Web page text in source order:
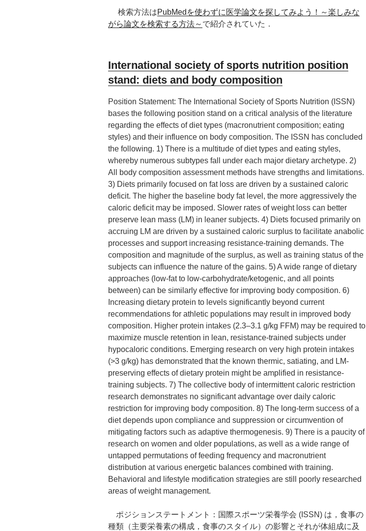
検索方法はPubMedを使わずに医学論文を探してみよう！～楽しみな
がら論文を検索する方法～ で紹介されていた．
International society of sports nutrition position
stand: diets and body composition
Position Statement: The International Society of Sports Nutrition (ISSN)
bases the following position stand on a critical analysis of the literature
regarding the effects of diet types (macronutrient composition; eating
styles) and their influence on body composition. The ISSN has concluded
the following. 1) There is a multitude of diet types and eating styles,
whereby numerous subtypes fall under each major dietary archetype. 2)
All body composition assessment methods have strengths and limitations.
3) Diets primarily focused on fat loss are driven by a sustained caloric
deficit. The higher the baseline body fat level, the more aggressively the
caloric deficit may be imposed. Slower rates of weight loss can better
preserve lean mass (LM) in leaner subjects. 4) Diets focused primarily on
accruing LM are driven by a sustained caloric surplus to facilitate anabolic
processes and support increasing resistance-training demands. The
composition and magnitude of the surplus, as well as training status of the
subjects can influence the nature of the gains. 5) A wide range of dietary
approaches (low-fat to low-carbohydrate/ketogenic, and all points
between) can be similarly effective for improving body composition. 6)
Increasing dietary protein to levels significantly beyond current
recommendations for athletic populations may result in improved body
composition. Higher protein intakes (2.3–3.1 g/kg FFM) may be required to
maximize muscle retention in lean, resistance-trained subjects under
hypocaloric conditions. Emerging research on very high protein intakes
(>3 g/kg) has demonstrated that the known thermic, satiating, and LM-
preserving effects of dietary protein might be amplified in resistance-
training subjects. 7) The collective body of intermittent caloric restriction
research demonstrates no significant advantage over daily caloric
restriction for improving body composition. 8) The long-term success of a
diet depends upon compliance and suppression or circumvention of
mitigating factors such as adaptive thermogenesis. 9) There is a paucity of
research on women and older populations, as well as a wide range of
untapped permutations of feeding frequency and macronutrient
distribution at various energetic balances combined with training.
Behavioral and lifestyle modification strategies are still poorly researched
areas of weight management.
ポジションステートメント：国際スポーツ栄養学会 (ISSN) は，食事の
種類（主要栄養素の構成，食事のスタイル）の影響とそれが体組成に及